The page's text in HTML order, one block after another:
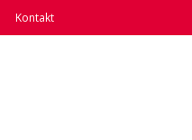
Kontakt